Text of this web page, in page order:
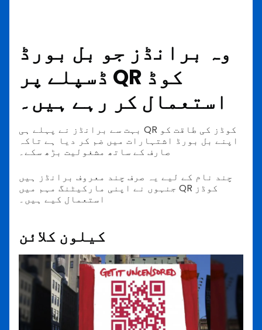
وہ برانڈز جو بل بورڈ
ڈسپلے پر QR کوڈ
استعمال کر رہے ہیں۔
بہت سے برانڈز نے پہلے ہی QR کوڈز کی طاقت کو
اپنے بل بورڈ اشتہارات میں ضم کر دیا ہے تاکہ
صارف کے ساتھ مشغولیت بڑھ سکے۔
چند نام کے لیے یہ صرف چند معروف برانڈز ہیں
جنہوں نے اپنی مارکیٹنگ مہم میں QR کوڈز
استعمال کیے ہیں۔
کیلون کلائن